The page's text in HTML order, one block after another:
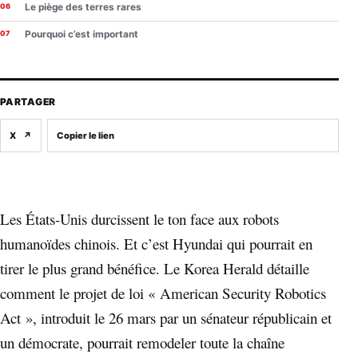
Les États-Unis durcissent le ton face aux robots
humanoïdes chinois. Et c’est Hyundai qui pourrait en
tirer le plus grand bénéfice. Le Korea Herald détaille
comment le projet de loi « American Security Robotics
Act », introduit le 26 mars par un sénateur républicain et
un démocrate, pourrait remodeler toute la chaîne
Le piège des terres rares
Pourquoi c’est important
PARTAGER
X ↗ Copier le lien